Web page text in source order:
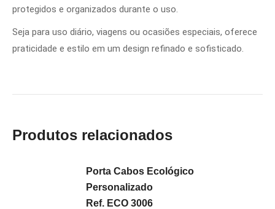
protegidos e organizados durante o uso.
Seja para uso diário, viagens ou ocasiões especiais, oferece
praticidade e estilo em um design refinado e sofisticado.
Produtos relacionados
Porta Cabos Ecológico
Personalizado
Ref. ECO 3006